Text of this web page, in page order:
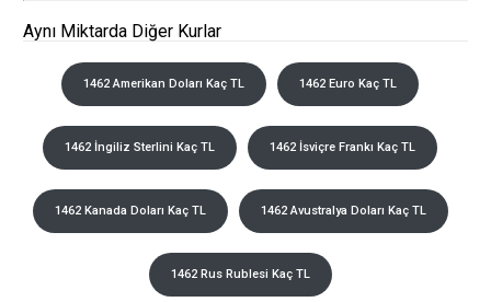
Aynı Miktarda Diğer Kurlar
1462 Amerikan Doları Kaç TL 1462 Euro Kaç TL
1462 İngiliz Sterlini Kaç TL 1462 İsviçre Frankı Kaç TL
1462 Kanada Doları Kaç TL 1462 Avustralya Doları Kaç TL
1462 Rus Rublesi Kaç TL